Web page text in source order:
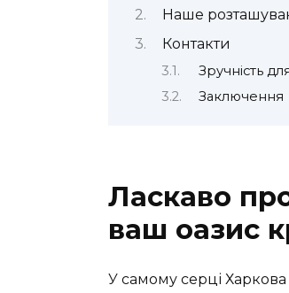
Наше
Контакти
Зручність
Заключення
Ласкаво
ваш оазис
У самому серці